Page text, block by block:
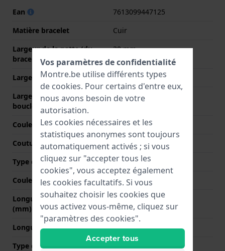
Ean
7613099447125
Matière bracelet
Cuir
Largeur de la patte (du
bracelet)
20 mm
Largeur entre Corne
20 mm
Largeur de bande à la
boucle
16 mm
Couleur du bracelet
Noir
Coutures de couleur
Noir
Type de fermoir
Aucun(e)
Couleur de fermoir
N/A
Longueur bande à 12h
(mm)
75 mm
Longueur bande à 6h (mm) 115 mm
Type de montage
Vos paramètres de confidentialité
Montre.be utilise différents types
de cookies. Pour certains d'entre eux,
nous avons besoin de votre
autorisation.
Les cookies nécessaires et les
statistiques anonymes sont toujours
automatiquement activés ; si vous
cliquez sur "accepter tous les
cookies", vous acceptez également
les cookies facultatifs. Si vous
souhaitez choisir les cookies que
vous activez vous-même, cliquez sur
"paramètres des cookies".
Accepter tous